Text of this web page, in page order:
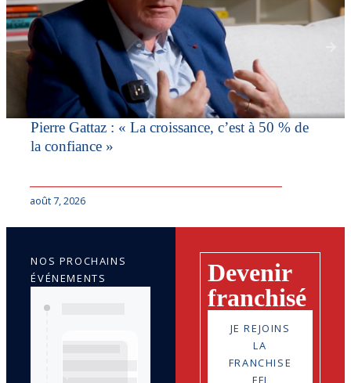
Pierre Gattaz : « La croissance, c’est à 50 % de
la confiance »
août 7, 2026
Devenir
franchisé
JE REJOINS
LA
FRANCHISE
FFI
NOS PROCHAINS
ÉVÉNEMENTS